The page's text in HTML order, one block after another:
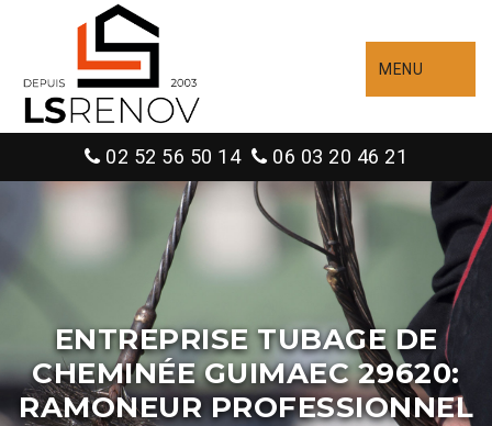
MENU
02 52 56 50 14 06 03 20 46 21
ENTREPRISE TUBAGE DE
CHEMINÉE GUIMAEC 29620:
RAMONEUR PROFESSIONNEL